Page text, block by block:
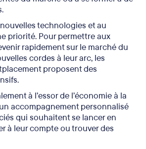
technologies et au
priorité. Pour permettre aux
rapidement sur le marché du
cordes à leur arc, les
proposent des
à l’essor de l’économie à la
accompagnement personnalisé
qui souhaitent se lancer en
à leur compte ou trouver des